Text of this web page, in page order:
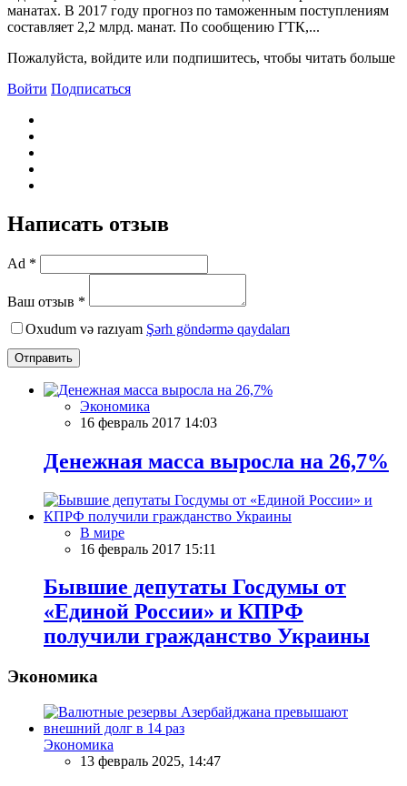
манатах. В 2017 году прогноз по таможенным поступлениям
составляет 2,2 млрд. манат. По сообщению ГТК,...
Пожалуйста, войдите или подпишитесь, чтобы читать больше
Войти Подписаться
Написать отзыв
Ad *
Ваш отзыв *
Oxudum və razıyam Şərh göndərmə qaydaları
Отправить
Экономика
16 февраль 2017 14:03
Денежная масса выросла на 26,7%
В мире
16 февраль 2017 15:11
Бывшие депутаты Госдумы от
«Единой России» и КПРФ
получили гражданство Украины
Экономика
Экономика
13 февраль 2025, 14:47